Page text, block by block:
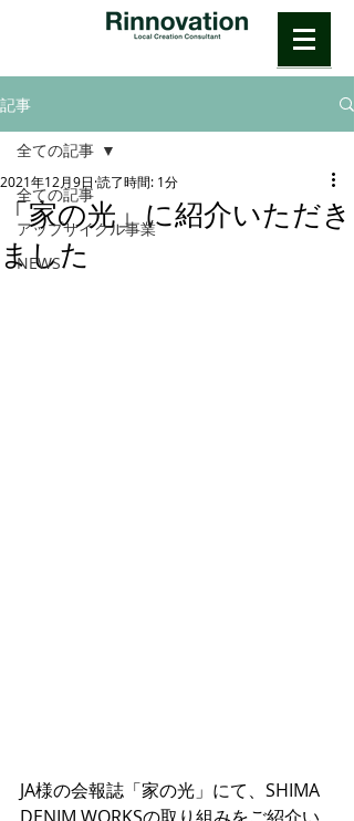
記事
全ての記事
アップサイクル事業
NEWS
全ての記事
「家の光」に紹介いただき
ました
2021年12月9日 読了時間: 1分
JA様の会報誌「家の光」にて、SHIMA
DENIM WORKSの取り組みをご紹介い